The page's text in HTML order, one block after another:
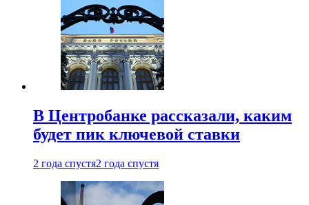
В Центробанке рассказали, каким
будет пик ключевой ставки
2 года спустя2 года спустя